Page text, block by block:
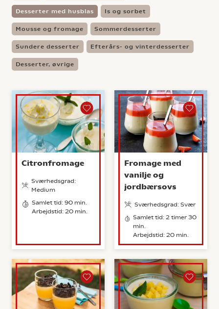
Desserter med husblas Is og sorbet
Mousse og fromage Sommerdesserter
Sundere desserter Efterårs- og vinterdesserter
Desserter, øvrige
Citronfromage
Sværhedsgrad:
Medium
Samlet tid: 90 min.
Arbejdstid: 20 min.
Fromage med
vanilje og
jordbærsovs
Sværhedsgrad: Svær
Samlet tid: 2 timer 30
min.
Arbejdstid: 20 min.